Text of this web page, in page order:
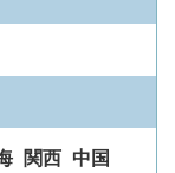
関西 中国